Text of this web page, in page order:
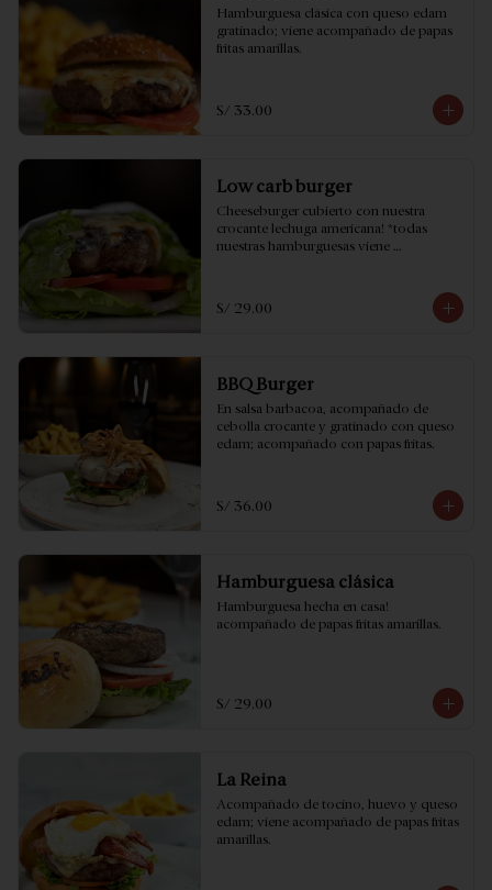
Hamburguesa clásica con queso edam
gratinado; viene acompañado de papas
fritas amarillas.
S/ 33.00
Low carb burger
Cheeseburger cubierto con nuestra
crocante lechuga americana! *todas
nuestras hamburguesas viene
S/ 29.00
BBQ Burger
En salsa barbacoa, acompañado de
cebolla crocante y gratinado con queso
edam; acompañado con papas fritas.
S/ 36.00
Hamburguesa clásica
Hamburguesa hecha en casa!
acompañado de papas fritas amarillas.
S/ 29.00
La Reina
Acompañado de tocino, huevo y queso
edam; viene acompañado de papas fritas
amarillas.